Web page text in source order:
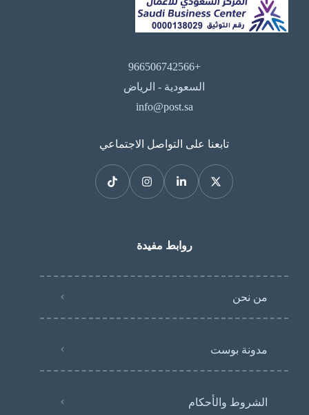
+966506742566
السعودية - الرياض
info@post.sa
تابعنا على التواصل الاجتماعي
روابط مفيدة
من نحن
مدونة بوست
الشروط والأحكام